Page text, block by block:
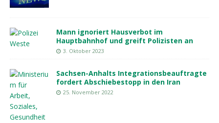
Mann ignoriert Hausverbot im
Hauptbahnhof und greift Polizisten an
3. Oktober 2023
Sachsen-Anhalts Integrationsbeauftragte
fordert Abschiebestopp in den Iran
25. November 2022